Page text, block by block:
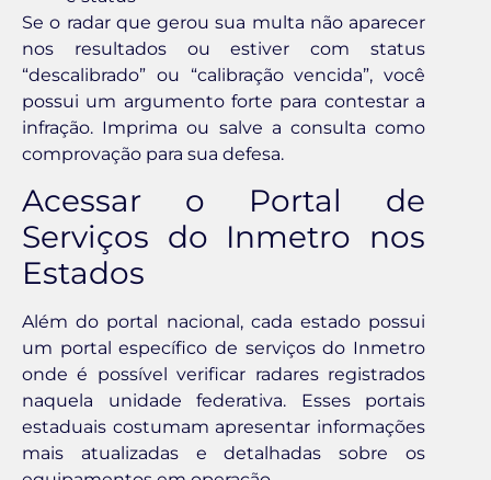
Se o radar que gerou sua multa não aparecer
nos resultados ou estiver com status
“descalibrado” ou “calibração vencida”, você
possui um argumento forte para contestar a
infração. Imprima ou salve a consulta como
comprovação para sua defesa.
Acessar o Portal de
Serviços do Inmetro nos
Estados
Além do portal nacional, cada estado possui
um portal específico de serviços do Inmetro
onde é possível verificar radares registrados
naquela unidade federativa. Esses portais
estaduais costumam apresentar informações
mais atualizadas e detalhadas sobre os